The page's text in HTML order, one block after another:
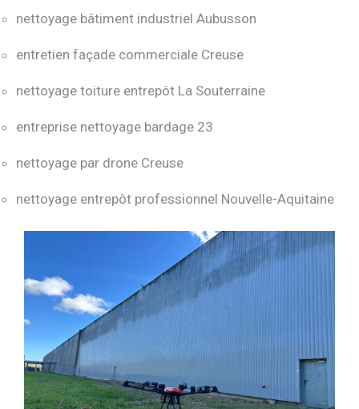
nettoyage bâtiment industriel Aubusson
entretien façade commerciale Creuse
nettoyage toiture entrepôt La Souterraine
entreprise nettoyage bardage 23
nettoyage par drone Creuse
nettoyage entrepôt professionnel Nouvelle-Aquitaine